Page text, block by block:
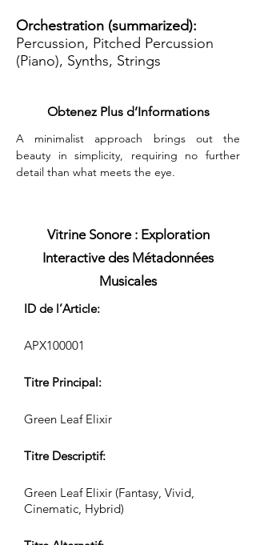
Orchestration (summarized):
Percussion, Pitched Percussion
(Piano), Synths, Strings
Obtenez Plus d’Informations
A minimalist approach brings out the
beauty in simplicity, requiring no further
detail than what meets the eye.
Vitrine Sonore : Exploration
Interactive des Métadonnées
Musicales
ID de l’Article:
APX100001
Titre Principal:
Green Leaf Elixir
Titre Descriptif:
Green Leaf Elixir (Fantasy, Vivid,
Cinematic, Hybrid)